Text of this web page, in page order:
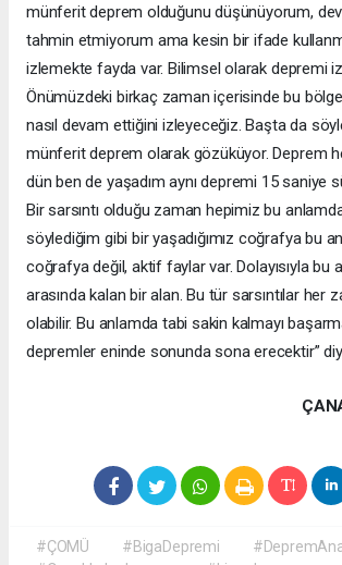
münferit deprem olduğunu düşünüyorum,
tahmin etmiyorum ama kesin bir ifade
izlemekte fayda var. Bilimsel olarak depremi
Önümüzdeki birkaç zaman içerisinde bu
nasıl devam ettiğini izleyeceğiz. Başta da
münferit deprem olarak gözüküyor. Deprem
dün ben de yaşadım aynı depremi 15 saniye
Bir sarsıntı olduğu zaman hepimiz bu
söylediğim gibi bir yaşadığımız coğrafya bu
coğrafya değil, aktif faylar var. Dolayısıyla bu
arasında kalan bir alan. Bu tür sarsıntılar her
olabilir. Bu anlamda tabi sakin kalmayı
depremler eninde sonunda sona erecektir”
#ÇOMÜ #BigaDepremi